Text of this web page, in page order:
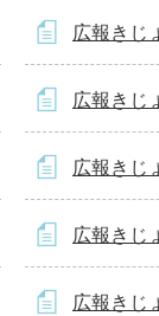
広報きじ
広報きじ
広報きじ
広報きじ
広報きじ